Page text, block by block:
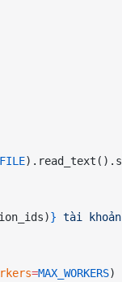
} tài
=MAX_WORKERS)